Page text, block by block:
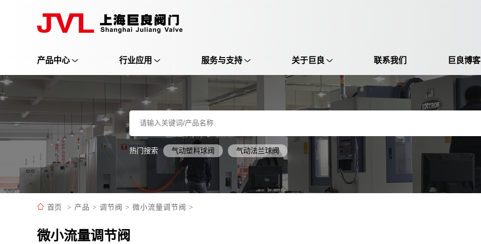
产品中心 行业应用 服务与支持 关于巨良 联系我们 巨良博客
选择语言:
中文 / Chinese
热门搜索 气动塑料球阀 气动法兰球阀
首页 > 产品 > 调节阀 > 微小流量调节阀 >
微小流量调节阀